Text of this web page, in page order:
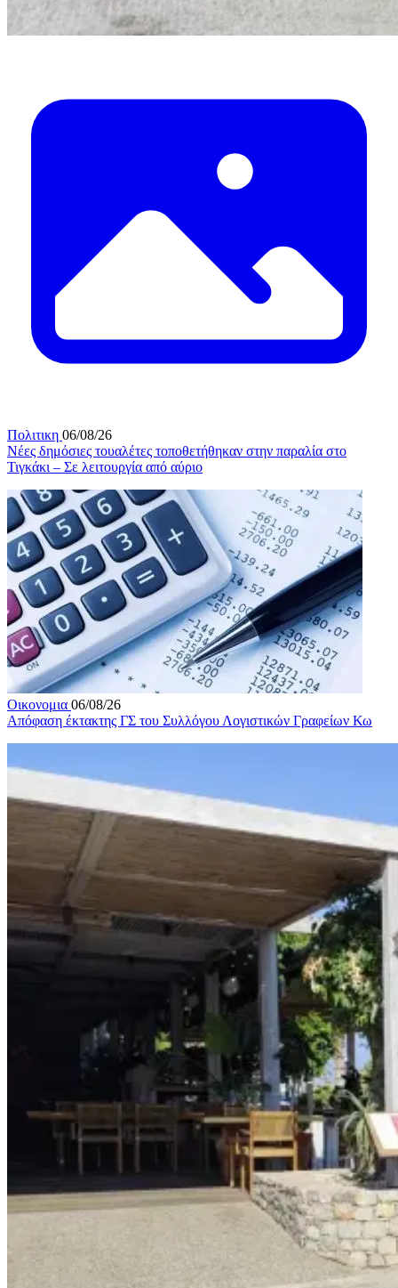
Πολιτικη 06/08/26
Νέες δημόσιες τουαλέτες τοποθετήθηκαν στην παραλία στο
Τιγκάκι – Σε λειτουργία από αύριο
Οικονομια 06/08/26
Απόφαση έκτακτης ΓΣ του Συλλόγου Λογιστικών Γραφείων Κω